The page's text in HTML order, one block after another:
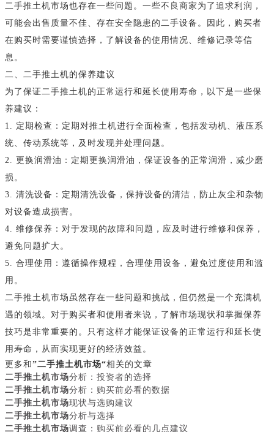
二手推土机市场也存在一些问题。一些不良商家为了追求利润，
可能会出售质量不佳、存在安全隐患的二手设备。因此，购买者
在购买时需要谨慎选择，了解设备的使用情况、维修记录等信
息。
二、二手推土机的保养建议
为了保证二手推土机的正常运行和延长使用寿命，以下是一些保
养建议：
1. 定期检查：定期对推土机进行全面检查，包括发动机、液压系
统、传动系统等，及时发现并处理问题。
2. 更换润滑油：定期更换润滑油，保证设备的正常润滑，减少磨
损。
3. 清洗设备：定期清洗设备，保持设备的清洁，防止灰尘和杂物
对设备造成损害。
4. 维修保养：对于发现的故障和问题，应及时进行维修和保养，
避免问题扩大。
5. 合理使用：遵循操作规程，合理使用设备，避免过度使用和滥
用。
二手推土机市场虽然存在一些问题和挑战，但仍然是一个充满机
遇的领域。对于购买者和使用者来说，了解市场现状和掌握保养
技巧是非常重要的。只有这样才能保证设备的正常运行和延长使
用寿命，从而实现更好的经济效益。
更多和 ”二手推土机市场“相关的文章
二手推土机市场分析：投资者的选择
二手推土机市场分析：购买前必看的数据
二手推土机市场现状与选购建议
二手推土机市场分析与选择
二手推土机市场调查：购买前必看的几点建议